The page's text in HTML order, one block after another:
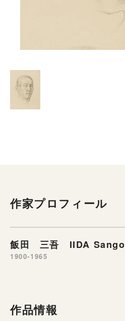
作家プロフィール
飯田 三吾 IIDA Sango
1900-1965
作品情報